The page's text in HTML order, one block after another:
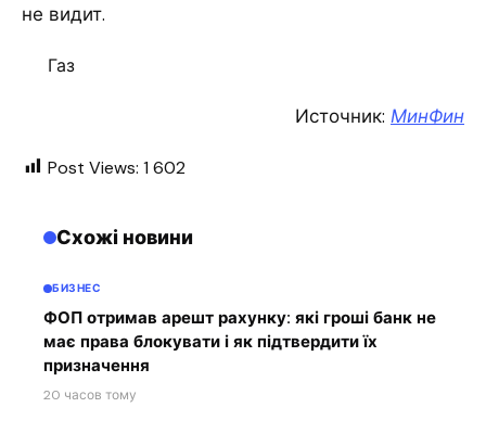
не видит.
Газ
Источник: МинФин
Post Views: 1 602
Схожі новини
БИЗНЕС
ФОП отримав арешт рахунку: які гроші банк не
має права блокувати і як підтвердити їх
призначення
20 часов тому